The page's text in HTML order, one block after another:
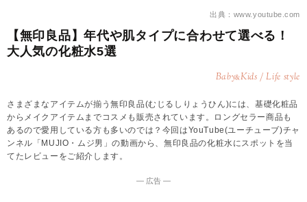
出典：www.youtube.com
【無印良品】年代や肌タイプに合わせて選べる！
大人気の化粧水5選
Baby&Kids / Life style
さまざまなアイテムが揃う無印良品(むじるしりょうひん)には、基礎化粧品
からメイクアイテムまでコスメも販売されています。ロングセラー商品も
あるので愛用している方も多いのでは？今回はYouTube(ユーチューブ)チャ
ンネル「MUJIO・ムジ男」の動画から、無印良品の化粧水にスポットを当
てたレビューをご紹介します。
― 広告 ―